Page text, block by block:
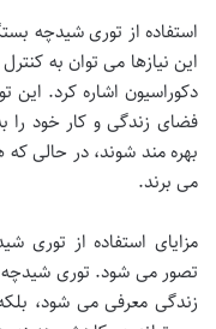
استفاده از توری شیدچه
این نیازها می توان به
دکوراسیون اشاره کرد. این
فضای زندگی و کار خود را
بهره مند شوند، در حالی که
می برند.
مزایای استفاده از توری
تصور می شود. توری شیدچه
زندگی معرفی می شود،